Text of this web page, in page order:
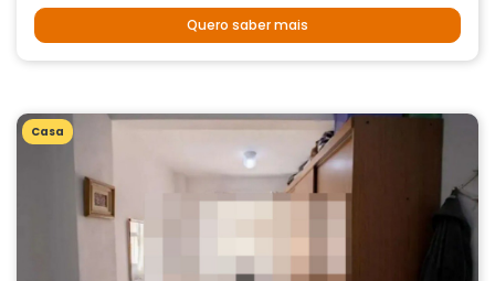
Quero saber mais
Casa